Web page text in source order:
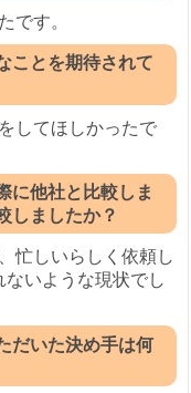
です。
ことを期待されて
してほしかったで
に他社と比較しま
しましたか？
忙しいらしく依頼し
いような現状でし
だいた決め手は何